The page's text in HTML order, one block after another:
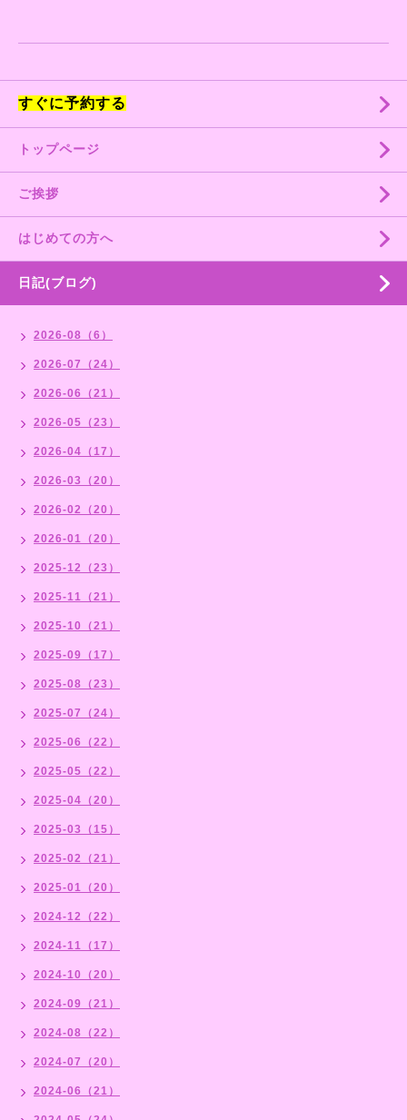
すぐに予約する
トップページ
ご挨拶
はじめての方へ
日記(ブログ)
2026-08（6）
2026-07（24）
2026-06（21）
2026-05（23）
2026-04（17）
2026-03（20）
2026-02（20）
2026-01（20）
2025-12（23）
2025-11（21）
2025-10（21）
2025-09（17）
2025-08（23）
2025-07（24）
2025-06（22）
2025-05（22）
2025-04（20）
2025-03（15）
2025-02（21）
2025-01（20）
2024-12（22）
2024-11（17）
2024-10（20）
2024-09（21）
2024-08（22）
2024-07（20）
2024-06（21）